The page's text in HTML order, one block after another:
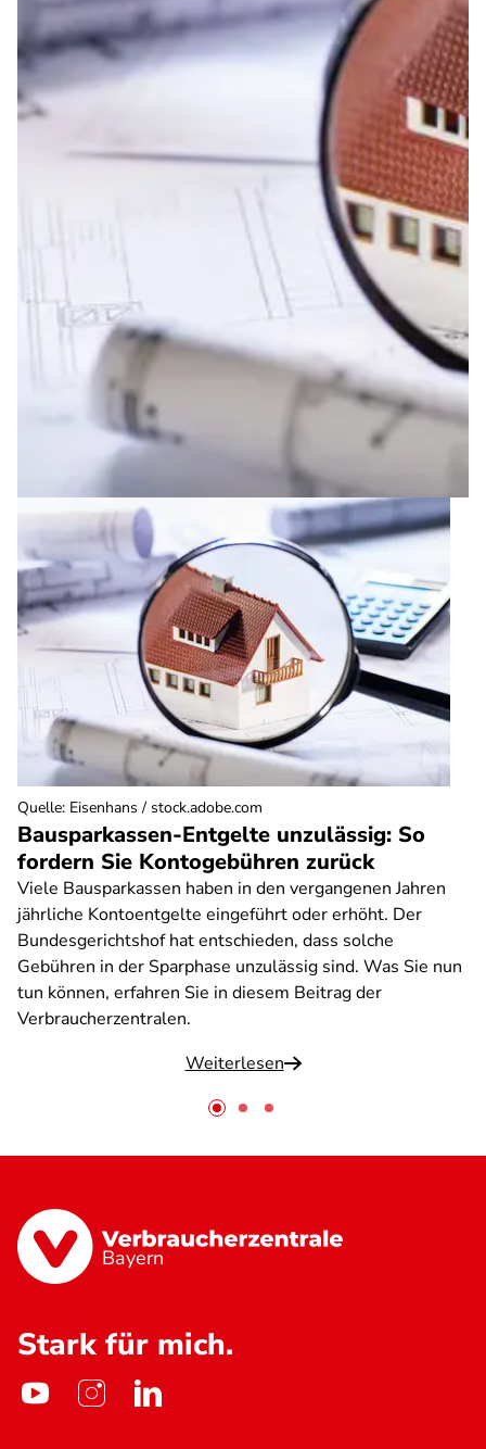
Bausparkassen-Entgelte unzulässig: So
fordern Sie Kontogebühren zurück
Viele Bausparkassen haben in den vergangenen Jahren
jährliche Kontoentgelte eingeführt oder erhöht. Der
Bundesgerichtshof hat entschieden, dass solche
Gebühren in der Sparphase unzulässig sind. Was Sie nun
tun können, erfahren Sie in diesem Beitrag der
Verbraucherzentralen.
Weiterlesen
Quelle: Eisenhans / stock.adobe.com
Bayern
Stark für mich.